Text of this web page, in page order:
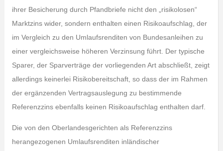
ihrer Besicherung durch Pfandbriefe nicht den „risikolosen“
Marktzins wider, sondern enthalten einen Risikoaufschlag, der
im Vergleich zu den Umlaufsrenditen von Bundesanleihen zu
einer vergleichsweise höheren Verzinsung führt. Der typische
Sparer, der Sparverträge der vorliegenden Art abschließt, zeigt
allerdings keinerlei Risikobereitschaft, so dass der im Rahmen
der ergänzenden Vertragsauslegung zu bestimmende
Referenzzins ebenfalls keinen Risikoaufschlag enthalten darf.
Die von den Oberlandesgerichten als Referenzzins
herangezogenen Umlaufsrenditen inländischer